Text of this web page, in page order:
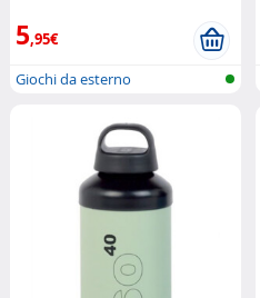
5,95€
Giochi da esterno